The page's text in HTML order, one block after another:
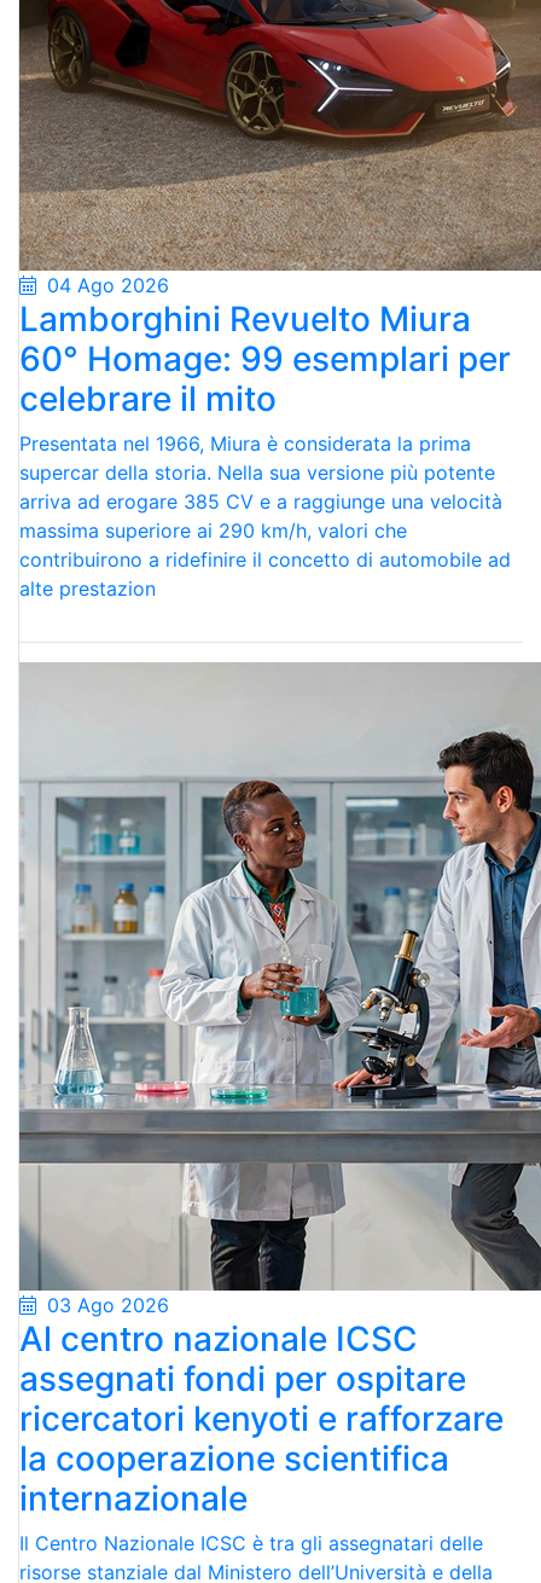
04 Ago 2026
Lamborghini Revuelto Miura
60° Homage: 99 esemplari per
celebrare il mito
Presentata nel 1966, Miura è considerata la prima
supercar della storia. Nella sua versione più potente
arriva ad erogare 385 CV e a raggiunge una velocità
massima superiore ai 290 km/h, valori che
contribuirono a ridefinire il concetto di automobile ad
alte prestazion
03 Ago 2026
Al centro nazionale ICSC
assegnati fondi per ospitare
ricercatori kenyoti e rafforzare
la cooperazione scientifica
internazionale
Il Centro Nazionale ICSC è tra gli assegnatari delle
risorse stanziale dal Ministero dell’Università e della